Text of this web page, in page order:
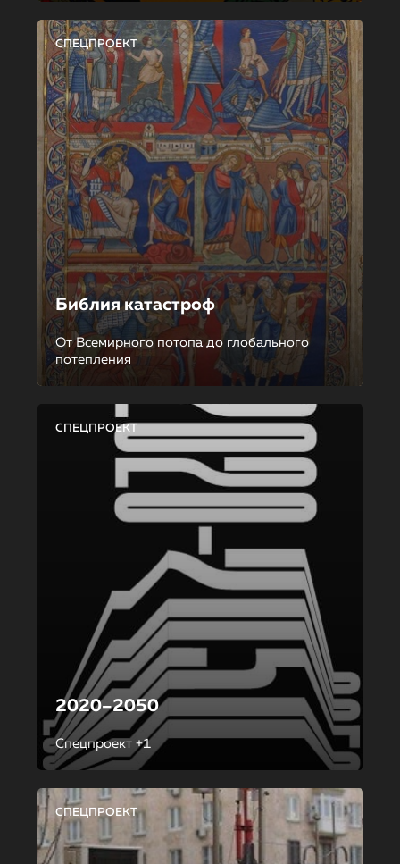
СПЕЦПРОЕКТ
Библия катастроф
От Всемирного потопа до глобального
потепления
СПЕЦПРОЕКТ
2020–2050
Спецпроект +1
СПЕЦПРОЕКТ